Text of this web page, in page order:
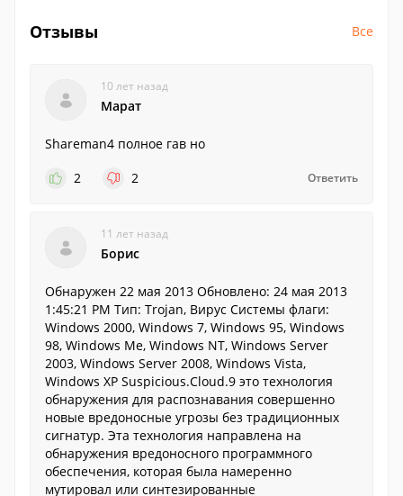
Отзывы Все
10 лет назад
Марат
Shareman4 полное гав но
2
2 Ответить
11 лет назад
Борис
Обнаружен 22 мая 2013 Обновлено: 24 мая 2013
1:45:21 PM Тип: Trojan, Вирус Системы флаги:
Windows 2000, Windows 7, Windows 95, Windows
98, Windows Me, Windows NT, Windows Server
2003, Windows Server 2008, Windows Vista,
Windows XP Suspicious.Cloud.9 это технология
обнаружения для распознавания совершенно
новые вредоносные угрозы без традиционных
сигнатур. Эта технология направлена ​​на
обнаружения вредоносного программного
обеспечения, которая была намеренно
мутировал или синтезированные